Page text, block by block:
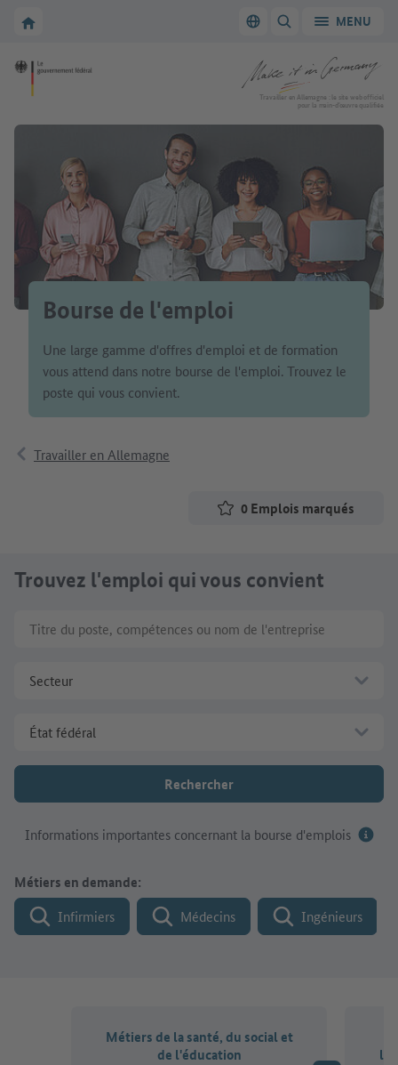
Vers la page d'accueil de Make it in GermanyChanger de langue
AFFICHER/MENU
Vers la page d'accueil de Make it in Germany
Travailler en Allemagne : le site web officiel
pour la main-d’œuvre qualifiée
Bourse de l'emploi
Une large gamme d'offres d'emploi et de formation
vous attend dans notre bourse de l'emploi. Trouvez le
poste qui vous convient.
Travailler en Allemagne
0Emplois marqués
Trouvez l'emploi qui vous convient
Secteur
État fédéral
Rechercher
Informations importantes concernant la bourse d'emplois
Métiers en demande:
Infirmiers Médecins Ingénieurs
Métiers de la santé, du social et
de l'éducation